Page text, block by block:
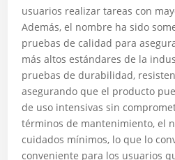
usuarios realizar tareas con
Además, el nombre ha sido
pruebas de calidad para
más altos estándares de la
pruebas de durabilidad,
asegurando que el producto
de uso intensivas sin
términos de mantenimiento, el
cuidados mínimos, lo que lo
conveniente para los usuarios